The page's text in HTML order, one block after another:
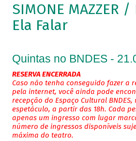
SIMONE MAZZER
Ela Falar
Quintas no BNDES -
RESERVA ENCERRADA
Caso não tenha conseguido fazer a
pela internet, você ainda pode
recepção do Espaço Cultural
espetáculo, a partir das 18h. Cada
apenas um ingresso com lugar
número de ingressos disponíveis
máxima do teatro.